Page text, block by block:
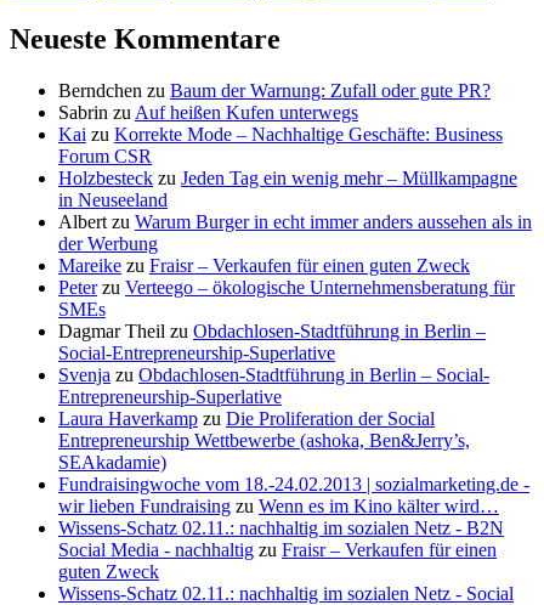
Neueste Kommentare
Berndchen zu Baum der Warnung: Zufall oder gute PR?
Sabrin zu Auf heißen Kufen unterwegs
Kai zu Korrekte Mode – Nachhaltige Geschäfte: Business
Forum CSR
Holzbesteck zu Jeden Tag ein wenig mehr – Müllkampagne
in Neuseeland
Albert zu Warum Burger in echt immer anders aussehen als in
der Werbung
Mareike zu Fraisr – Verkaufen für einen guten Zweck
Peterzu Verteego – ökologische Unternehmensberatung für
SMEs
Dagmar Theil zu Obdachlosen-Stadtführung in Berlin –
Social-Entrepreneurship-Superlative
Svenja zu Obdachlosen-Stadtführung in Berlin – Social-
Entrepreneurship-Superlative
Laura Haverkamp zu Die Proliferation der Social
Entrepreneurship Wettbewerbe (ashoka, Ben&Jerry’s,
SEAkadamie)
Fundraisingwoche vom 18.-24.02.2013 | sozialmarketing.de -
wir lieben Fundraising zu Wenn es im Kino kälter wird…
Wissens-Schatz 02.11.: nachhaltig im sozialen Netz - B2N
Social Media - nachhaltig zu Fraisr – Verkaufen für einen
guten Zweck
Wissens-Schatz 02.11.: nachhaltig im sozialen Netz - Social